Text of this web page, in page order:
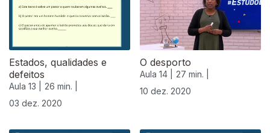
Estados, qualidades e
defeitos
Aula 13 |
26 min. |
03 dez. 2020
O desporto
Aula 14 |
27 min. |
10 dez. 2020